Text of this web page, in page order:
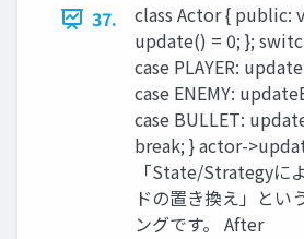
37.
class Actor { public:
update() = 0; };
case PLAYER:
case ENEMY:
case BULLET:
break; } actor-
「State/Strategyに
ドの置き換え」とい
ングです。 After